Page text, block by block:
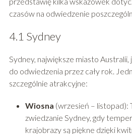
czasów na odwiedzenie
4.1 Sydney
Sydney, największe miasto
do odwiedzenia przez cały rok.
szczególnie atrakcyjne:
Wiosna (wrzesień – listopad):
zwiedzanie Sydney, gdy
krajobrazy są piękne dzięki